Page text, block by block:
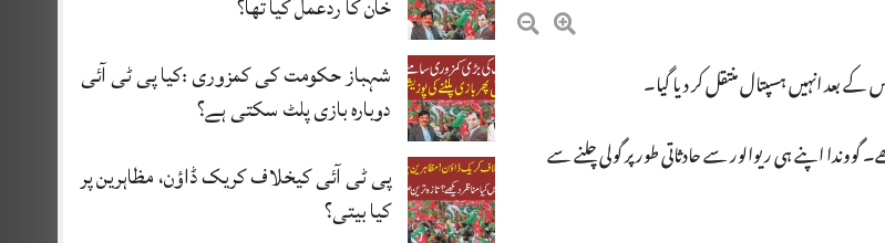
شہباز حکومت کی کمزوری :کیا پی ٹی آئی
دوبارہ بازی پلٹ سکتی ہے؟
پی ٹی آئی کیخلاف کریک ڈاؤن، مظاہرین پر
کیا بیتی؟
کے بعد انہیں ہسپتال منتقل کر دیا گیا۔
گووندا اپنے ہی ریوالور سے حادثاتی طور پر گولی چلنے سے